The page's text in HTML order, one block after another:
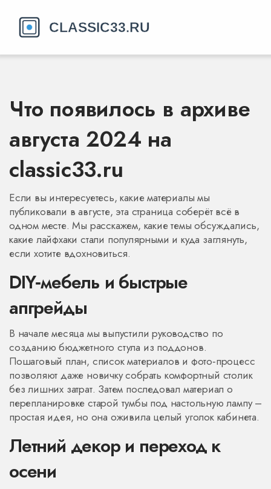
Что появилось в архиве
августа 2024 на
classic33.ru
Если вы интересуетесь, какие материалы мы
публиковали в августе, эта страница соберёт всё в
одном месте. Мы расскажем, какие темы обсуждались,
какие лайфхаки стали популярными и куда заглянуть,
если хотите вдохновиться.
DIY‑мебель и быстрые
апгрейды
В начале месяца мы выпустили руководство по
созданию бюджетного стула из поддонов.
Пошаговый план, список материалов и фото‑процесс
позволяют даже новичку собрать комфортный столик
без лишних затрат. Затем последовал материал о
перепланировке старой тумбы под настольную лампу –
простая идея, но она оживила целый уголок кабинета.
Летний декор и переход к
осени